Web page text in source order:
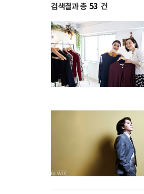
검색결과 총 53 건